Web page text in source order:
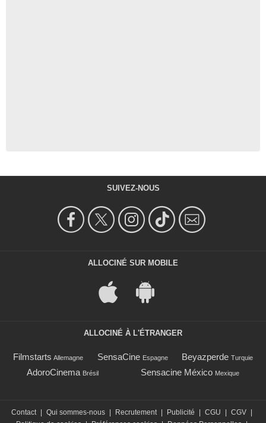
SUIVEZ-NOUS
ALLOCINÉ SUR MOBILE
ALLOCINÉ À L'ÉTRANGER
Filmstarts Allemagne SensaCine Espagne Beyazperde Turquie
AdoroCinema Brésil Sensacine México Mexique
Contact | Qui sommes-nous | Recrutement | Publicité | CGU | CGV |